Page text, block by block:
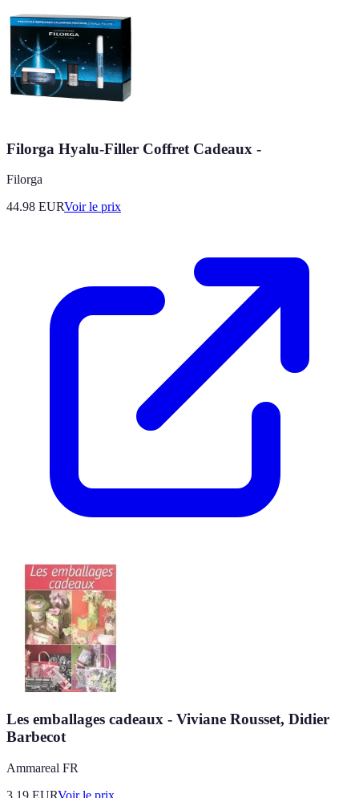
Filorga Hyalu-Filler Coffret Cadeaux -
Filorga
44.98 EURVoir le prix
Les emballages cadeaux - Viviane Rousset, Didier
Barbecot
Ammareal FR
3.19 EURVoir le prix